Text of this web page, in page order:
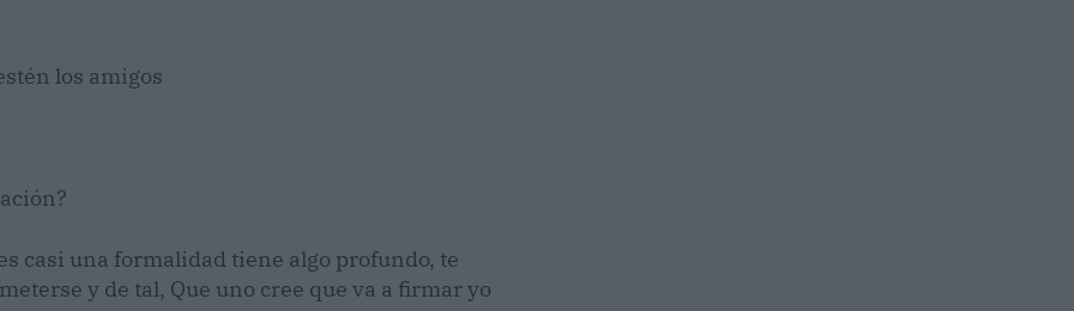
los amigos
casi una formalidad tiene algo profundo, te
y de tal, Que uno cree que va a firmar yo